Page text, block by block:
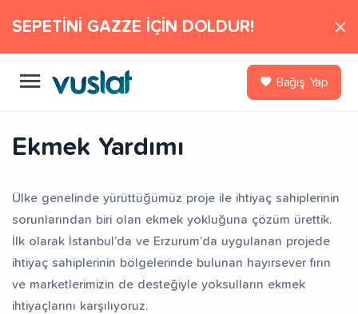
SEPETİNİ GAZZE İÇİN DOLDUR!
Bağış Yap
Ekmek Yardımı
Ülke genelinde yürüttüğümüz proje ile ihtiyaç sahiplerinin
sorunlarından biri olan ekmek yokluğuna çözüm ürettik.
İlk olarak İstanbul’da ve Erzurum’da uygulanan projede
ihtiyaç sahiplerinin bölgelerinde bulunan hayırsever fırın
ve marketlerimizin de desteğiyle yoksulların ekmek
ihtiyaçlarını karşılıyoruz.